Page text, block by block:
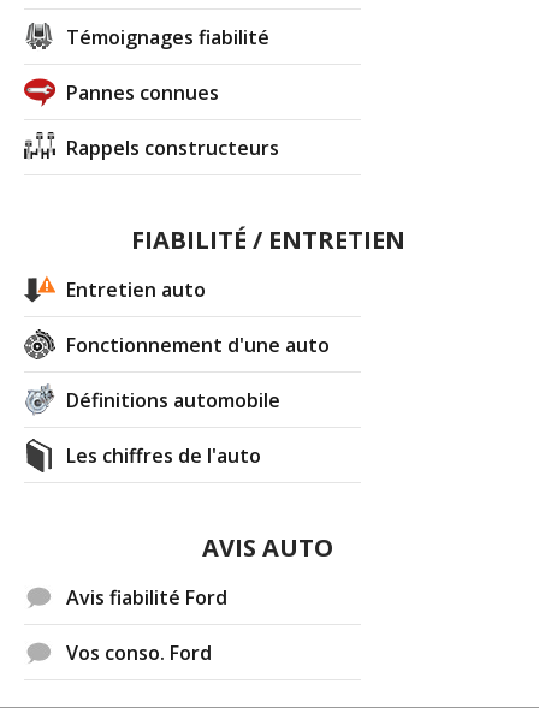
Témoignages fiabilité
Pannes connues
Rappels constructeurs
FIABILITÉ / ENTRETIEN
Entretien auto
Fonctionnement d'une auto
Définitions automobile
Les chiffres de l'auto
AVIS AUTO
Avis fiabilité Ford
Vos conso. Ford